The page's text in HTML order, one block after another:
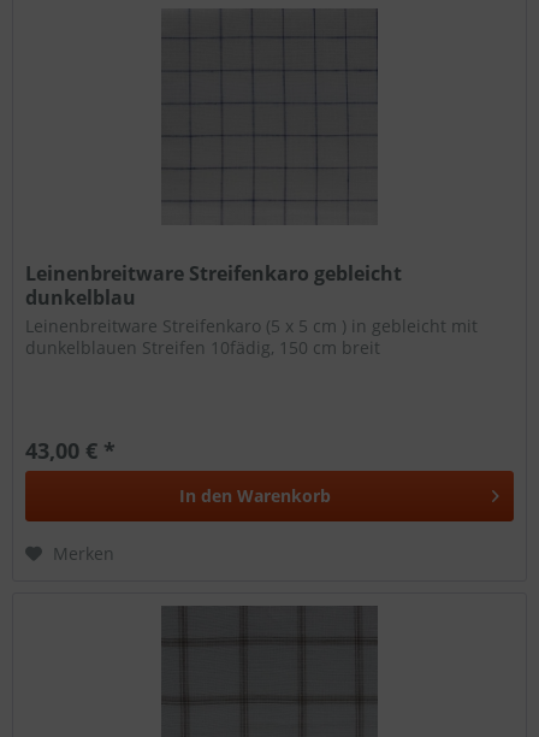
Leinenbreitware Streifenkaro gebleicht
dunkelblau
Leinenbreitware Streifenkaro (5 x 5 cm ) in gebleicht mit
dunkelblauen Streifen 10fädig, 150 cm breit
43,00 € *
In den Warenkorb
Merken